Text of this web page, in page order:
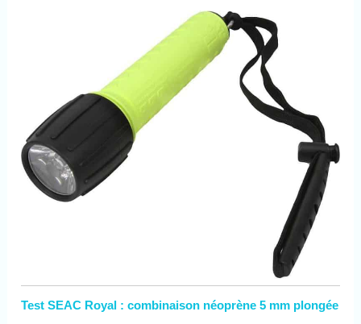
Test SEAC Royal : combinaison néoprène 5 mm plongée